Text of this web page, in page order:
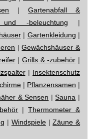
|Gartenabfall &
und -beleuchtung |
| Gartenkleidung |
|Gewächshäuser &
|Grills & -zubehör |
| Insektenschutz
| Pflanzensamen |
& Sensen |Sauna |
|Thermometer &
| Windspiele|Zäune &